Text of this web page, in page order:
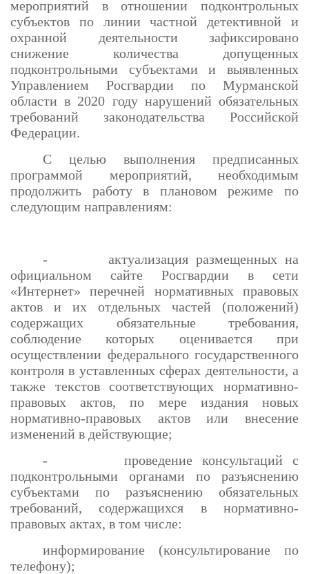
мероприятий в отношении подконтрольных
субъектов по линии частной детективной и
охранной деятельности зафиксировано
снижение количества допущенных
подконтрольными субъектами и выявленных
Управлением Росгвардии по Мурманской
области в 2020 году нарушений обязательных
требований законодательства Российской
Федерации.
С целью выполнения предписанных
программой мероприятий, необходимым
продолжить работу в плановом режиме по
следующим направлениям:
- актуализация размещенных на
официальном сайте Росгвардии в сети
«Интернет» перечней нормативных правовых
актов и их отдельных частей (положений)
содержащих обязательные требования,
соблюдение которых оценивается при
осуществлении федерального государственного
контроля в уставленных сферах деятельности, а
также текстов соответствующих нормативно-
правовых актов, по мере издания новых
нормативно-правовых актов или внесение
изменений в действующие;
- проведение консультаций с
подконтрольными органами по разъяснению
субъектами по разъяснению обязательных
требований, содержащихся в нормативно-
правовых актах, в том числе:
информирование (консультирование по
телефону);